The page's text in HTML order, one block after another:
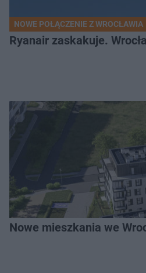
NOWE POŁĄCZENIE Z WROCŁAWIA
Ryanair zaskakuje.
Nowe mieszkania we